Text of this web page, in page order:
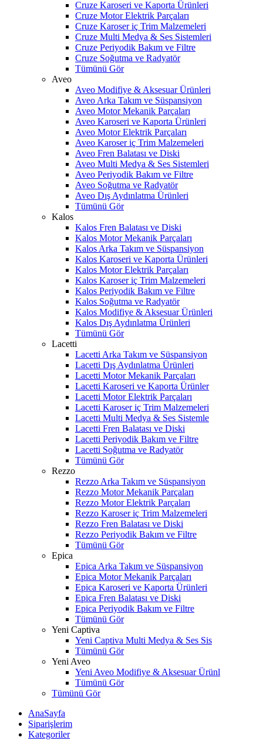
Cruze Karoseri ve Kaporta Ürünleri
Cruze Motor Elektrik Parçaları
Cruze Karoser iç Trim Malzemeleri
Cruze Multi Medya & Ses Sistemleri
Cruze Periyodik Bakım ve Filtre
Cruze Soğutma ve Radyatör
Tümünü Gör
Aveo
Aveo Modifiye & Aksesuar Ürünleri
Aveo Arka Takım ve Süspansiyon
Aveo Motor Mekanik Parçaları
Aveo Karoseri ve Kaporta Ürünleri
Aveo Motor Elektrik Parçaları
Aveo Karoser iç Trim Malzemeleri
Aveo Fren Balatası ve Diski
Aveo Multi Medya & Ses Sistemleri
Aveo Periyodik Bakım ve Filtre
Aveo Soğutma ve Radyatör
Aveo Dış Aydınlatma Ürünleri
Tümünü Gör
Kalos
Kalos Fren Balatası ve Diski
Kalos Motor Mekanik Parçaları
Kalos Arka Takım ve Süspansiyon
Kalos Karoseri ve Kaporta Ürünleri
Kalos Motor Elektrik Parçaları
Kalos Karoser iç Trim Malzemeleri
Kalos Periyodik Bakım ve Filtre
Kalos Soğutma ve Radyatör
Kalos Modifiye & Aksesuar Ürünleri
Kalos Dış Aydınlatma Ürünleri
Tümünü Gör
Lacetti
Lacetti Arka Takım ve Süspansiyon
Lacetti Dış Aydınlatma Ürünleri
Lacetti Motor Mekanik Parçaları
Lacetti Karoseri ve Kaporta Ürünler
Lacetti Motor Elektrik Parçaları
Lacetti Karoser iç Trim Malzemeleri
Lacetti Multi Medya & Ses Sistemle
Lacetti Fren Balatası ve Diski
Lacetti Periyodik Bakım ve Filtre
Lacetti Soğutma ve Radyatör
Tümünü Gör
Rezzo
Rezzo Arka Takım ve Süspansiyon
Rezzo Motor Mekanik Parçaları
Rezzo Motor Elektrik Parçaları
Rezzo Karoser iç Trim Malzemeleri
Rezzo Fren Balatası ve Diski
Rezzo Periyodik Bakım ve Filtre
Tümünü Gör
Epica
Epica Arka Takım ve Süspansiyon
Epica Motor Mekanik Parçaları
Epica Karoseri ve Kaporta Ürünleri
Epica Fren Balatası ve Diski
Epica Periyodik Bakım ve Filtre
Tümünü Gör
Yeni Captiva
Yeni Captiva Multi Medya & Ses Sis
Tümünü Gör
Yeni Aveo
Yeni Aveo Modifiye & Aksesuar Ürünl
Tümünü Gör
Tümünü Gör
AnaSayfa
Siparişlerim
Kategoriler